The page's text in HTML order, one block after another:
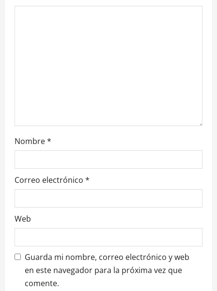
Nombre*
Correo electrónico *
Web
Guarda mi nombre, correo electrónico y web
en este navegador para la próxima vez que
comente.